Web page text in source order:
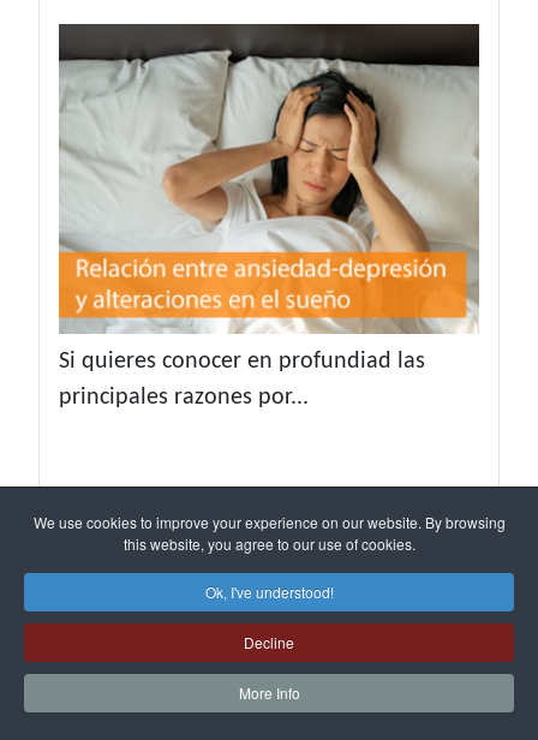
We use cookies to improve your experience on our website. By browsing
this website, you agree to our use of cookies.
Ok, I've understood!
Decline
More Info
Si quieres conocer en profundiad las
principales razones por...
Detalles
2025-06-29 17:07:21